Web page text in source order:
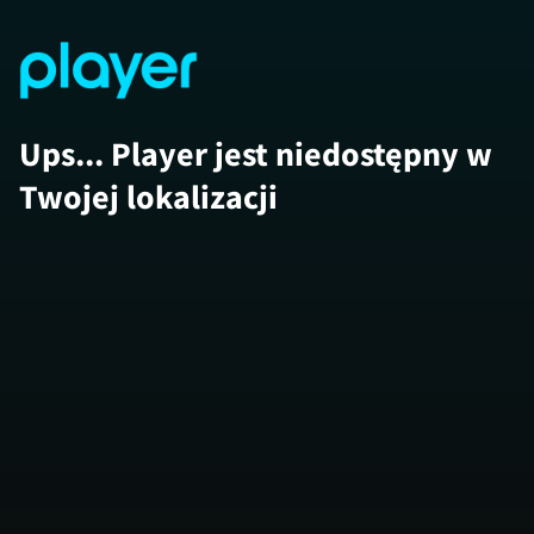
Ups... Player jest niedostępny w
Twojej lokalizacji